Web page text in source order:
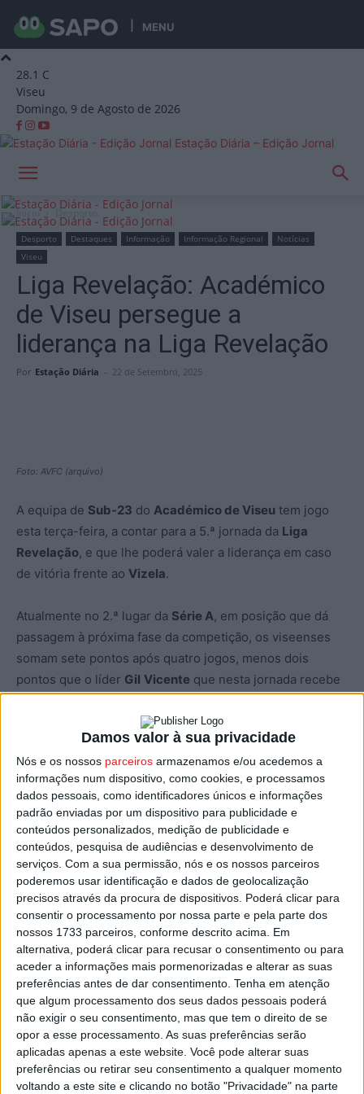
Damos valor à sua privacidade
Nós e os nossos parceiros armazenamos e/ou acedemos a
informações num dispositivo, como cookies, e processamos
dados pessoais, como identificadores únicos e informações
padrão enviadas por um dispositivo para publicidade e
conteúdos personalizados, medição de publicidade e
conteúdos, pesquisa de audiências e desenvolvimento de
serviços. Com a sua permissão, nós e os nossos parceiros
poderemos usar identificação e dados de geolocalização
precisos através da procura de dispositivos. Poderá clicar para
consentir o processamento por nossa parte e pela parte dos
nossos 1733 parceiros, conforme descrito acima. Em
alternativa, poderá clicar para recusar o consentimento ou para
aceder a informações mais pormenorizadas e alterar as suas
preferências antes de dar consentimento. Tenha em atenção
que algum processamento dos seus dados pessoais poderá
não exigir o seu consentimento, mas que tem o direito de se
opor a esse processamento. As suas preferências serão
aplicadas apenas a este website. Você pode alterar suas
preferências ou retirar seu consentimento a qualquer momento
voltando a este site e clicando no botão "Privacidade" na parte
MENU
28.1 C
Viseu
Domingo, 9 de Agosto de 2026
Estação Diária – Edição Jornal
Início Desporto
Desporto Destaques Informação Informação Regional
Notícias
Viseu
Liga Revelação: Académico
de Viseu persegue a
liderança na Liga Revelação
Por Estação Diária - 22 de Setembro, 2025
Foto: AVFC (arquivo)
A equipa de Sub-23 do Académico de Viseu tem jogo
esta terça-feira, a contar para a 5.ª jornada da Liga
Revelação, e que lhe poderá valer a liderança em caso
de vitória frente ao Vizela.
Atualmente no 2.ª lugar da Série A, em posição que dá
passagem à próxima fase da competição, os viseenses
somam sete pontos após quatro jogos, menos dois
pontos que o líder Gil Vicente que nesta jornada recebe
O Académico de Viseu vai medir forças em Santa Comba
Dão frente a um Vizela que ocupa o último lugar, com
apenas dois pontos em quatro jogos.
Em caso de vitória frente à formação minhota, o
Académico de Viseu poderá ascender à liderança, caso o
Gil Vicente não vença o Leixões.
As duas partidas vão começar pelas 15:00.
Esta e outras notícias para ouvir na Estação Diária – 96.8
FM ou emwww.968.fm
Pub
TAGS Académico de Viseu Futebol Liga Revelação
Sub-23